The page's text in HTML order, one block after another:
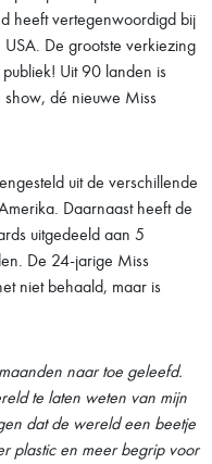
heeft vertegenwoordigd bij
De grootste verkiezing
Uit 90 landen is
show, dé nieuwe Miss
uit de verschillende
Daarnaast heeft de
uitgedeeld aan 5
De 24-jarige Miss
niet behaald, maar is
naar toe geleefd.
te laten weten van mijn
dat de wereld een beetje
plastic en meer begrip voor